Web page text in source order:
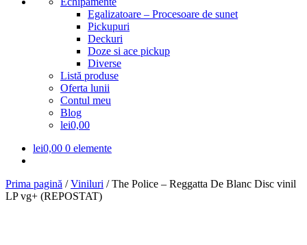
Egalizatoare – Procesoare de sunet
Pickupuri
Deckuri
Doze si ace pickup
Diverse
Listă produse
Oferta lunii
Contul meu
Blog
lei0,00
lei0,00 0 elemente
Prima pagină /Viniluri /The Police – Reggatta De Blanc Disc vinil
LP vg+ (REPOSTAT)